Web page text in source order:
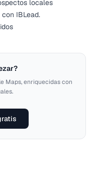
locales
IBLead.
Maps, enriquecidas con